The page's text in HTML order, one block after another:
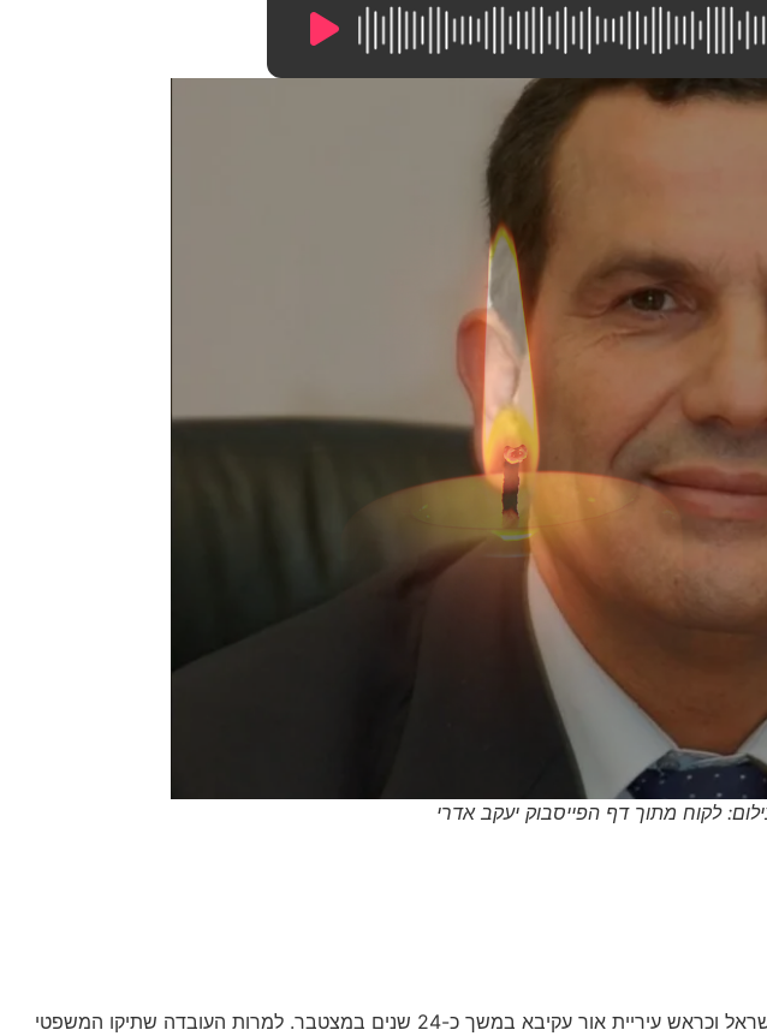
לקוח מתוך דף הפייסבוק יעקב אדרי
יעקב אדרי ז"ל, שהלך לעולמו לפני כחודשיים בגיל 75, הותיר אחריו מורשת ציבורית ענפה כשר בממשלות ישראל וכראש עיריית אור עקיבא במשך כ-24 שנים במצטבר. למרות העובדה שתיקו המשפטי